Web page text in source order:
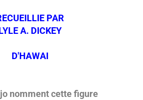
PAR
A. DICKEY
D'HAWAI
nomment cette figure